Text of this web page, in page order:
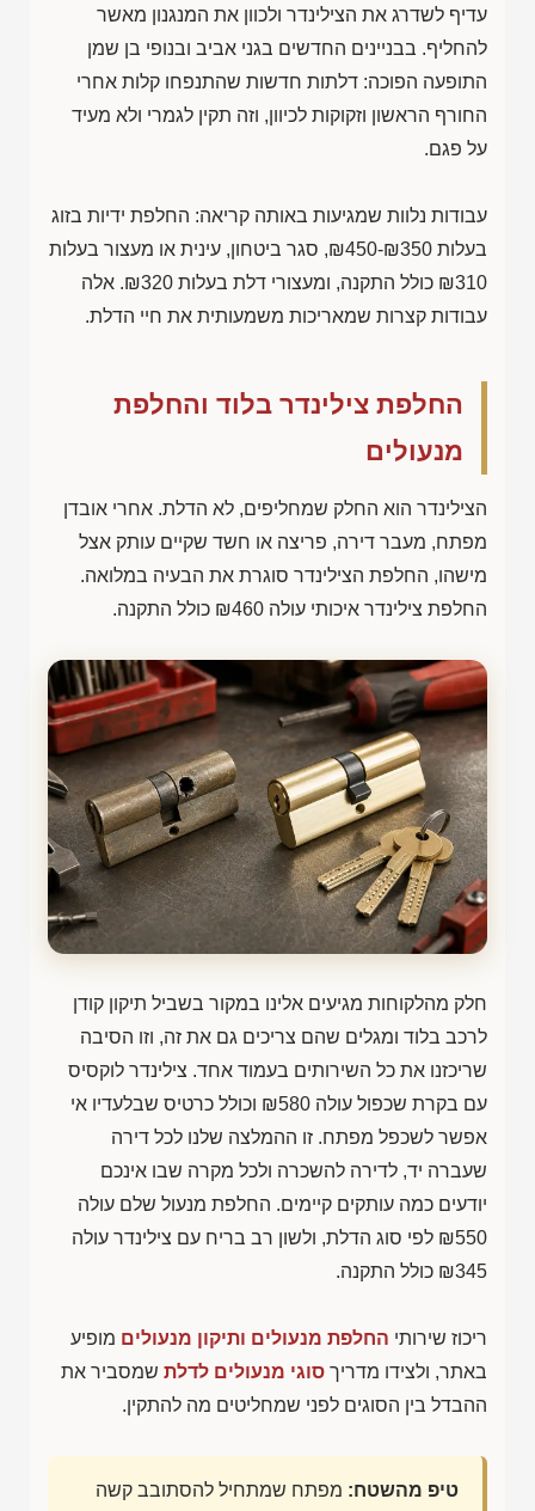
עדיף לשדרג את הצילינדר ולכוון את המנגנון מאשר
להחליף. בבניינים החדשים בגני אביב ובנופי בן שמן
התופעה הפוכה: דלתות חדשות שהתנפחו קלות אחרי
החורף הראשון וזקוקות לכיוון, וזה תקין לגמרי ולא מעיד
על פגם.
עבודות נלוות שמגיעות באותה קריאה: החלפת ידיות בזוג
בעלות ₪450-₪350, סגר ביטחון, עינית או מעצור בעלות
₪310 כולל התקנה, ומעצורי דלת בעלות ₪320. אלה
עבודות קצרות שמאריכות משמעותית את חיי הדלת.
החלפת צילינדר בלוד והחלפת
מנעולים
הצילינדר הוא החלק שמחליפים, לא הדלת. אחרי אובדן
מפתח, מעבר דירה, פריצה או חשד שקיים עותק אצל
מישהו, החלפת הצילינדר סוגרת את הבעיה במלואה.
החלפת צילינדר איכותי עולה ₪460 כולל התקנה.
חלק מהלקוחות מגיעים אלינו במקור בשביל תיקון קודן
לרכב בלוד ומגלים שהם צריכים גם את זה, וזו הסיבה
שריכזנו את כל השירותים בעמוד אחד. צילינדר לוקסיס
עם בקרת שכפול עולה ₪580 וכולל כרטיס שבלעדיו אי
אפשר לשכפל מפתח. זו ההמלצה שלנו לכל דירה
שעברה יד, לדירה להשכרה ולכל מקרה שבו אינכם
יודעים כמה עותקים קיימים. החלפת מנעול שלם עולה
₪550 לפי סוג הדלת, ולשון רב בריח עם צילינדר עולה
₪345 כולל התקנה.
ריכוז שירותי החלפת מנעולים ותיקון מנעולים מופיע
באתר, ולצידו מדריך סוגי מנעולים לדלת שמסביר את
ההבדל בין הסוגים לפני שמחליטים מה להתקין.
טיפ מהשטח: מפתח שמתחיל להסתובב קשה